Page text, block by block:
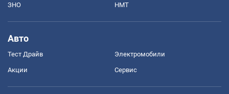
ЗНО НМТ
Авто
Тест Драйв Электромобили
Акции Сервис